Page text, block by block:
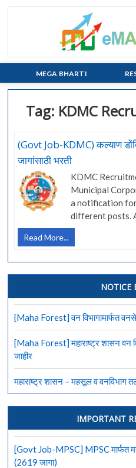
Skip
MEGA BHARTI
Tag: KDMC
(Govt Job-KDMC) कल्याण
जागांसाठी भरती
KDMC
Municipal
a notification
different posts.
Read More...
Job-
KDMC)
कल्याण
महानगरपालिकेत
जागांसाठी
NOTICE
[Maha Forest] वन विभागामार्फत
[Maha Forest] महाराष्ट्र शासन वन
जाहीर
महाराष्ट्र शासन – महसूल व वनविभाग
IMPORTANT
[Govt Job-MPSC] MPSC मार्फत
(2619 जागा)